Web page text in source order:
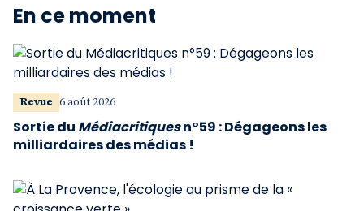
En ce moment
Revue 6 août 2026
Sortie du Médiacritiquesn°59 : Dégageons les
milliardaires des médias !